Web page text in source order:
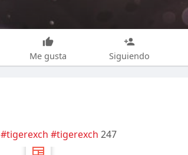
Me gusta Siguiendo
#tigerexch #tigerexch 247